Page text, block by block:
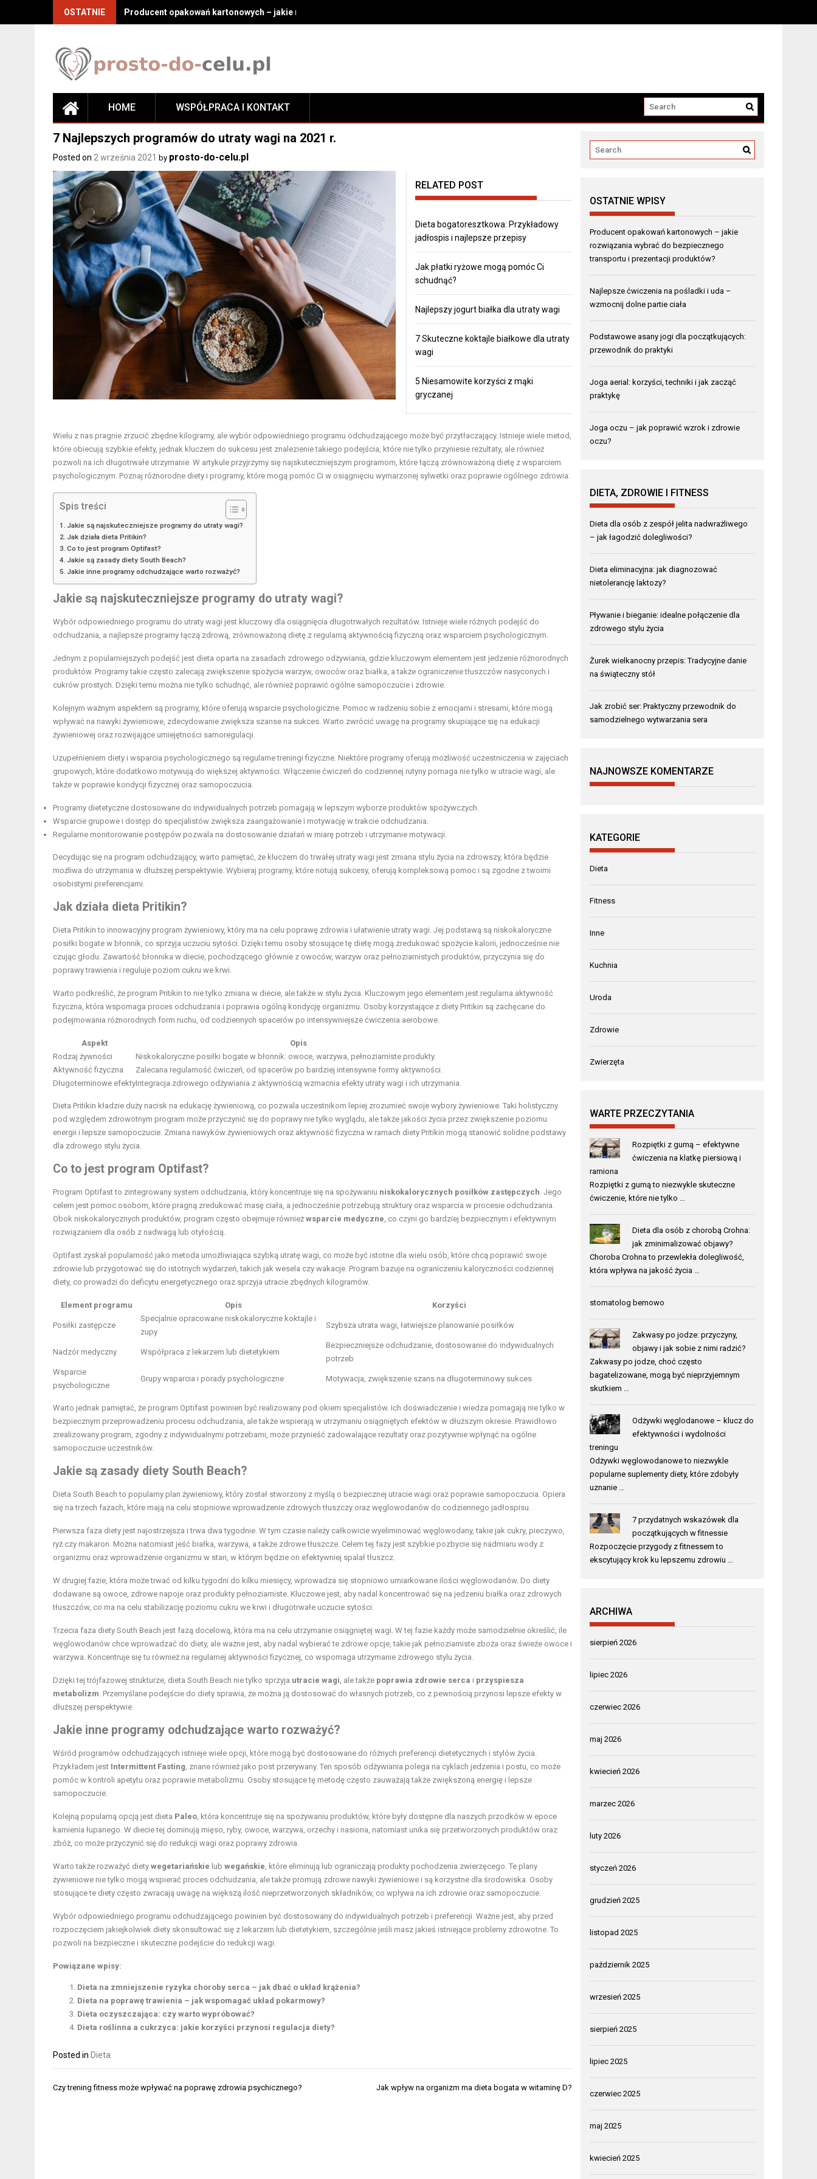
OSTATNIE Producent opakowań kartonowych – jakie rozwiązania wybrać do bezpiecznego transportu i prezentacji produktów?
HOME WSPÓŁPRACA I KONTAKT
7 Najlepszych programów do utraty wagi na 2021 r.
Posted on 2 września 2021 by prosto-do-celu.pl
RELATED POST
Dieta bogatoresztkowa: Przykładowy
jadłospis i najlepsze przepisy
Jak płatki ryżowe mogą pomóc Ci
schudnąć?
Najlepszy jogurt białka dla utraty wagi
7 Skuteczne koktajle białkowe dla utraty
wagi
5 Niesamowite korzyści z mąki
gryczanej
Wielu z nas pragnie zrzucić zbędne kilogramy, ale wybór odpowiedniego programu odchudzającego może być przytłaczający. Istnieje wiele metod,
które obiecują szybkie efekty, jednak kluczem do sukcesu jest znalezienie takiego podejścia, które nie tylko przyniesie rezultaty, ale również
pozwoli na ich długotrwałe utrzymanie. W artykule przyjrzymy się najskuteczniejszym programom, które łączą zrównoważoną dietę z wsparciem
psychologicznym. Poznaj różnorodne diety i programy, które mogą pomóc Ci w osiągnięciu wymarzonej sylwetki oraz poprawie ogólnego zdrowia.
Spis treści
Jakie są najskuteczniejsze programy do utraty wagi?
Jak działa dieta Pritikin?
Co to jest program Optifast?
Jakie są zasady diety South Beach?
Jakie inne programy odchudzające warto rozważyć?
Jakie są najskuteczniejsze programy do utraty wagi?
Wybór odpowiedniego programu do utraty wagi jest kluczowy dla osiągnięcia długotrwałych rezultatów. Istnieje wiele różnych podejść do
odchudzania, a najlepsze programy łączą zdrową, zrównoważoną dietę z regularną aktywnością fizyczną oraz wsparciem psychologicznym.
Jednym z popularniejszych podejść jest dieta oparta na zasadach zdrowego odżywiania, gdzie kluczowym elementem jest jedzenie różnorodnych
produktów. Programy takie często zalecają zwiększenie spożycia warzyw, owoców oraz białka, a także ograniczenie tłuszczów nasyconych i
cukrów prostych. Dzięki temu można nie tylko schudnąć, ale również poprawić ogólne samopoczucie i zdrowie.
Kolejnym ważnym aspektem są programy, które oferują wsparcie psychologiczne. Pomoc w radzeniu sobie z emocjami i stresami, które mogą
wpływać na nawyki żywieniowe, zdecydowanie zwiększa szanse na sukces. Warto zwrócić uwagę na programy skupiające się na edukacji
żywieniowej oraz rozwijające umiejętności samoregulacji.
Uzupełnieniem diety i wsparcia psychologicznego są regularne treningi fizyczne. Niektóre programy oferują możliwość uczestniczenia w zajęciach
grupowych, które dodatkowo motywują do większej aktywności. Włączenie ćwiczeń do codziennej rutyny pomaga nie tylko w utracie wagi, ale
także w poprawie kondycji fizycznej oraz samopoczucia.
Programy dietetyczne dostosowane do indywidualnych potrzeb pomagają w lepszym wyborze produktów spożywczych.
Wsparcie grupowe i dostęp do specjalistów zwiększa zaangażowanie i motywację w trakcie odchudzania.
Regularne monitorowanie postępów pozwala na dostosowanie działań w miarę potrzeb i utrzymanie motywacji.
Decydując się na program odchudzający, warto pamiętać, że kluczem do trwałej utraty wagi jest zmiana stylu życia na zdrowszy, która będzie
możliwa do utrzymania w dłuższej perspektywie. Wybieraj programy, które notują sukcesy, oferują kompleksową pomoc i są zgodne z twoimi
osobistymi preferencjami.
Jak działa dieta Pritikin?
Dieta Pritikin to innowacyjny program żywieniowy, który ma na celu poprawę zdrowia i ułatwienie utraty wagi. Jej podstawą są niskokaloryczne
posiłki bogate w błonnik, co sprzyja uczuciu sytości. Dzięki temu osoby stosujące tę dietę mogą zredukować spożycie kalorii, jednocześnie nie
czując głodu. Zawartość błonnika w diecie, pochodzącego głównie z owoców, warzyw oraz pełnoziarnistych produktów, przyczynia się do
poprawy trawienia i reguluje poziom cukru we krwi.
Warto podkreślić, że program Pritikin to nie tylko zmiana w diecie, ale także w stylu życia. Kluczowym jego elementem jest regularna aktywność
fizyczna, która wspomaga proces odchudzania i poprawia ogólną kondycję organizmu. Osoby korzystające z diety Pritikin są zachęcane do
podejmowania różnorodnych form ruchu, od codziennych spacerów po intensywniejsze ćwiczenia aerobowe.
Aspekt
Opis
Rodzaj żywności
Niskokaloryczne posiłki bogate w błonnik: owoce, warzywa, pełnoziarniste produkty.
Aktywność fizyczna
Zalecana regularność ćwiczeń, od spacerów po bardziej intensywne formy aktywności.
Długoterminowe efektyIntegracja zdrowego odżywiania z aktywnością wzmacnia efekty utraty wagi i ich utrzymania.
Dieta Pritikin kładzie duży nacisk na edukację żywieniową, co pozwala uczestnikom lepiej zrozumieć swoje wybory żywieniowe. Taki holistyczny
pod względem zdrowotnym program może przyczynić się do poprawy nie tylko wyglądu, ale także jakości życia przez zwiększenie poziomu
energii i lepsze samopoczucie. Zmiana nawyków żywieniowych oraz aktywność fizyczna w ramach diety Pritikin mogą stanowić solidne podstawy
dla zdrowego stylu życia.
Co to jest program Optifast?
Program Optifast to zintegrowany system odchudzania, który koncentruje się na spożywaniu niskokalorycznych posiłków zastępczych. Jego
celem jest pomoc osobom, które pragną zredukować masę ciała, a jednocześnie potrzebują struktury oraz wsparcia w procesie odchudzania.
Obok niskokalorycznych produktów, program często obejmuje również wsparcie medyczne, co czyni go bardziej bezpiecznym i efektywnym
rozwiązaniem dla osób z nadwagą lub otyłością.
Optifast zyskał popularność jako metoda umożliwiająca szybką utratę wagi, co może być istotne dla wielu osób, które chcą poprawić swoje
zdrowie lub przygotować się do istotnych wydarzeń, takich jak wesela czy wakacje. Program bazuje na ograniczeniu kaloryczności codziennej
diety, co prowadzi do deficytu energetycznego oraz sprzyja utracie zbędnych kilogramów.
Element programu Opis Korzyści
Posiłki zastępcze
Specjalnie opracowane niskokaloryczne koktajle i
zupy
Szybsza utrata wagi, łatwiejsze planowanie posiłków
Nadzór medyczny Współpraca z lekarzem lub dietetykiem
Bezpieczniejsze odchudzanie, dostosowanie do indywidualnych
potrzeb
Wsparcie
psychologiczne
Grupy wsparcia i porady psychologiczne Motywacja, zwiększenie szans na długoterminowy sukces
Warto jednak pamiętać, że program Optifast powinien być realizowany pod okiem specjalistów. Ich doświadczenie i wiedza pomagają nie tylko w
bezpiecznym przeprowadzeniu procesu odchudzania, ale także wspierają w utrzymaniu osiągniętych efektów w dłuższym okresie. Prawidłowo
zrealizowany program, zgodny z indywidualnymi potrzebami, może przynieść zadowalające rezultaty oraz pozytywnie wpłynąć na ogólne
samopoczucie uczestników.
Jakie są zasady diety South Beach?
Dieta South Beach to popularny plan żywieniowy, który został stworzony z myślą o bezpiecznej utracie wagi oraz poprawie samopoczucia. Opiera
się na trzech fazach, które mają na celu stopniowe wprowadzenie zdrowych tłuszczy oraz węglowodanów do codziennego jadłospisu.
Pierwsza faza diety jest najostrzejsza i trwa dwa tygodnie. W tym czasie należy całkowicie wyeliminować węglowodany, takie jak cukry, pieczywo,
ryż czy makaron. Można natomiast jeść białka, warzywa, a także zdrowe tłuszcze. Celem tej fazy jest szybkie pozbycie się nadmiaru wody z
organizmu oraz wprowadzenie organizmu w stan, w którym będzie on efektywniej spalał tłuszcz.
W drugiej fazie, która może trwać od kilku tygodni do kilku miesięcy, wprowadza się stopniowo umiarkowane ilości węglowodanów. Do diety
dodawane są owoce, zdrowe napoje oraz produkty pełnoziarniste. Kluczowe jest, aby nadal koncentrować się na jedzeniu białka oraz zdrowych
tłuszczów, co ma na celu stabilizację poziomu cukru we krwi i długotrwałe uczucie sytości.
Trzecia faza diety South Beach jest fazą docelową, która ma na celu utrzymanie osiągniętej wagi. W tej fazie każdy może samodzielnie określić, ile
węglowodanów chce wprowadzać do diety, ale ważne jest, aby nadal wybierać te zdrowe opcje, takie jak pełnoziarniste zboża oraz świeże owoce i
warzywa. Koncentruje się tu również na regularnej aktywności fizycznej, co wspomaga utrzymanie zdrowego stylu życia.
Dzięki tej trójfazowej strukturze, dieta South Beach nie tylko sprzyja utracie wagi, ale także poprawia zdrowie serca i przyspiesza
metabolizm. Przemyślane podejście do diety sprawia, że można ją dostosować do własnych potrzeb, co z pewnością przynosi lepsze efekty w
dłuższej perspektywie.
Jakie inne programy odchudzające warto rozważyć?
Wśród programów odchudzających istnieje wiele opcji, które mogą być dostosowane do różnych preferencji dietetycznych i stylów życia.
Przykładem jest Intermittent Fasting, znane również jako post przerywany. Ten sposób odżywiania polega na cyklach jedzenia i postu, co może
pomóc w kontroli apetytu oraz poprawie metabolizmu. Osoby stosujące tę metodę często zauważają także zwiększoną energię i lepsze
samopoczucie.
Kolejną popularną opcją jest dieta Paleo, która koncentruje się na spożywaniu produktów, które były dostępne dla naszych przodków w epoce
kamienia łupanego. W diecie tej dominują mięso, ryby, owoce, warzywa, orzechy i nasiona, natomiast unika się przetworzonych produktów oraz
zbóż, co może przyczynić się do redukcji wagi oraz poprawy zdrowia.
Warto także rozważyć diety wegetariańskie lub wegańskie, które eliminują lub ograniczają produkty pochodzenia zwierzęcego. Te plany
żywieniowe nie tylko mogą wspierać proces odchudzania, ale także promują zdrowe nawyki żywieniowe i są korzystne dla środowiska. Osoby
stosujące te diety często zwracają uwagę na większą ilość nieprzetworzonych składników, co wpływa na ich zdrowie oraz samopoczucie.
Wybór odpowiedniego programu odchudzającego powinien być dostosowany do indywidualnych potrzeb i preferencji. Ważne jest, aby przed
rozpoczęciem jakiejkolwiek diety skonsultować się z lekarzem lub dietetykiem, szczególnie jeśli masz jakieś istniejące problemy zdrowotne. To
pozwoli na bezpieczne i skuteczne podejście do redukcji wagi.
Powiązane wpisy:
Dieta na zmniejszenie ryzyka choroby serca – jak dbać o układ krążenia?
Dieta na poprawę trawienia – jak wspomagać układ pokarmowy?
Dieta oczyszczająca: czy warto wypróbować?
Dieta roślinna a cukrzyca: jakie korzyści przynosi regulacja diety?
Posted in Dieta
Nawigacja
Czy trening fitness może wpływać na poprawę zdrowia psychicznego? Jak wpływ na organizm ma dieta bogata w witaminę D?
OSTATNIE WPISY
Producent opakowań kartonowych – jakie
rozwiązania wybrać do bezpiecznego
transportu i prezentacji produktów?
Najlepsze ćwiczenia na pośladki i uda –
wzmocnij dolne partie ciała
Podstawowe asany jogi dla początkujących:
przewodnik do praktyki
Joga aerial: korzyści, techniki i jak zacząć
praktykę
Joga oczu – jak poprawić wzrok i zdrowie
oczu?
DIETA, ZDROWIE I FITNESS
Dieta dla osób z zespół jelita nadwrażliwego
– jak łagodzić dolegliwości?
Dieta eliminacyjna: jak diagnozować
nietolerancję laktozy?
Pływanie i bieganie: idealne połączenie dla
zdrowego stylu życia
Żurek wielkanocny przepis: Tradycyjne danie
na świąteczny stół
Jak zrobić ser: Praktyczny przewodnik do
samodzielnego wytwarzania sera
NAJNOWSZE KOMENTARZE
KATEGORIE
Dieta
Fitness
Inne
Kuchnia
Uroda
Zdrowie
Zwierzęta
WARTE PRZECZYTANIA
Rozpiętki z gumą – efektywne
ćwiczenia na klatkę piersiową i
ramiona
Rozpiętki z gumą to niezwykle skuteczne
ćwiczenie, które nie tylko …
Dieta dla osób z chorobą Crohna:
jak zminimalizować objawy?
Choroba Crohna to przewlekła dolegliwość,
która wpływa na jakość życia …
stomatolog bemowo
Zakwasy po jodze: przyczyny,
objawy i jak sobie z nimi radzić?
Zakwasy po jodze, choć często
bagatelizowane, mogą być nieprzyjemnym
skutkiem …
Odżywki węglodanowe – klucz do
efektywności i wydolności
treningu
Odżywki węglowodanowe to niezwykle
popularne suplementy diety, które zdobyły
uznanie …
7 przydatnych wskazówek dla
początkujących w fitnessie
Rozpoczęcie przygody z fitnessem to
ekscytujący krok ku lepszemu zdrowiu …
ARCHIWA
sierpień 2026
lipiec 2026
czerwiec 2026
maj 2026
kwiecień 2026
marzec 2026
luty 2026
styczeń 2026
grudzień 2025
listopad 2025
październik 2025
wrzesień 2025
sierpień 2025
lipiec 2025
czerwiec 2025
maj 2025
kwiecień 2025